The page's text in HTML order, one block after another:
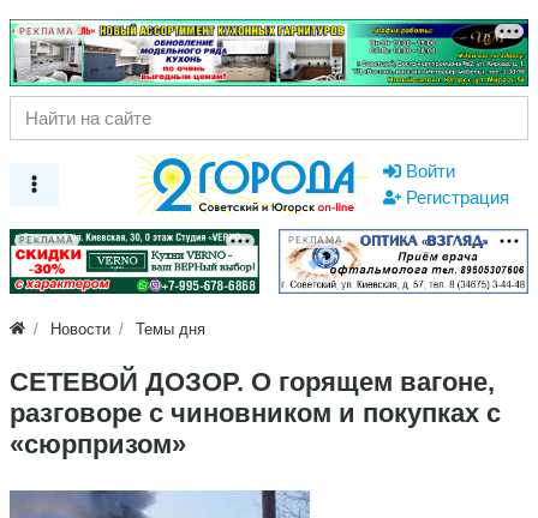
РЕКЛАМА
Войти
Регистрация
РЕКЛАМА РЕКЛАМА
Новости Темы дня
СЕТЕВОЙ ДОЗОР. О горящем вагоне,
разговоре с чиновником и покупках с
«сюрпризом»